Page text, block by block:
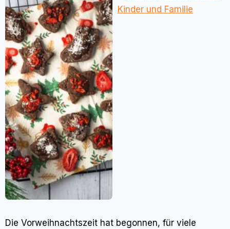
Die Vorweihnachtszeit hat begonnen, für viele